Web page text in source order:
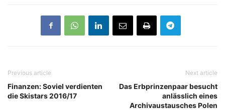
Previous article
Finanzen: Soviel verdienten
die Skistars 2016/17
Next article
Das Erbprinzenpaar besucht
anlässlich eines
Archivaustausches Polen